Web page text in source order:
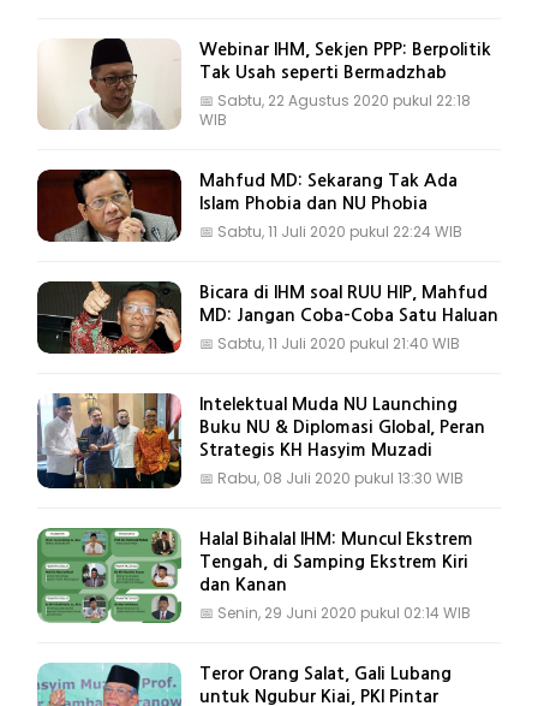
Webinar IHM, Sekjen PPP: Berpolitik
Tak Usah seperti Bermadzhab
📅 Sabtu, 22 Agustus 2020 pukul 22:18
WIB
Mahfud MD: Sekarang Tak Ada
Islam Phobia dan NU Phobia
📅 Sabtu, 11 Juli 2020 pukul 22:24 WIB
Bicara di IHM soal RUU HIP, Mahfud
MD: Jangan Coba-Coba Satu Haluan
📅 Sabtu, 11 Juli 2020 pukul 21:40 WIB
Intelektual Muda NU Launching
Buku NU & Diplomasi Global, Peran
Strategis KH Hasyim Muzadi
📅 Rabu, 08 Juli 2020 pukul 13:30 WIB
Halal Bihalal IHM: Muncul Ekstrem
Tengah, di Samping Ekstrem Kiri
dan Kanan
📅 Senin, 29 Juni 2020 pukul 02:14 WIB
Teror Orang Salat, Gali Lubang
untuk Ngubur Kiai, PKI Pintar